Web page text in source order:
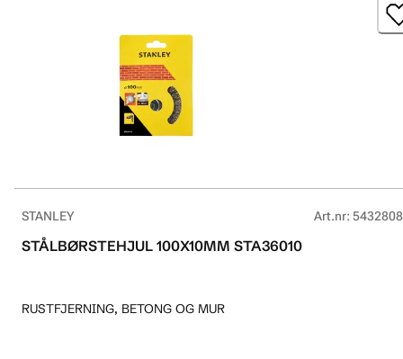
STANLEY Art.nr:
STÅLBØRSTEHJUL 100X10MM STA36010
RUSTFJERNING, BETONG OG MUR